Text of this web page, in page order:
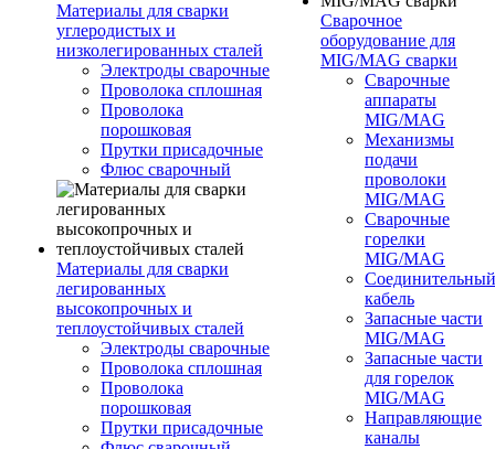
Материалы для сварки
углеродистых и
низколегированных сталей
Электроды сварочные
Проволока сплошная
Проволока
порошковая
Прутки присадочные
Флюс сварочный
Материалы для сварки
легированных
высокопрочных и
теплоустойчивых сталей
Электроды сварочные
Проволока сплошная
Проволока
порошковая
Прутки присадочные
Сварочное
оборудование для
MIG/MAG сварки
Сварочные
аппараты
MIG/MAG
Механизмы
подачи
проволоки
MIG/MAG
Сварочные
горелки
MIG/MAG
Соединительный
кабель
Запасные части
MIG/MAG
Запасные части
для горелок
MIG/MAG
Направляющие
каналы